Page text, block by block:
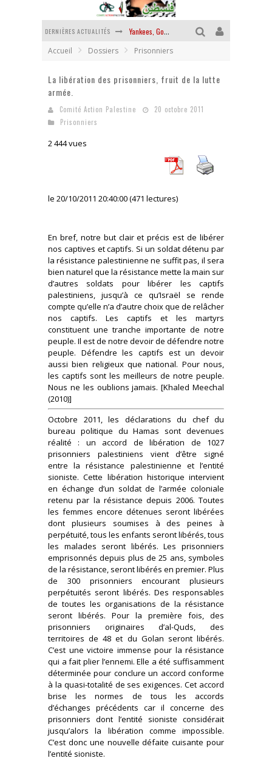
DERNIÈRES ACTUALITÉS Yankees, Go home !
Chantage terroriste
La révolution ou rien
Accueil Dossiers Prisonniers
La libération des prisonniers, fruit de la lutte
armée.
Comité Action Palestine
20 octobre 2011
Prisonniers
2 444 vues
le 20/10/2011 20:40:00 (471 lectures)
En bref, notre but clair et précis est de libérer
nos captives et captifs. Si un soldat détenu par
la résistance palestinienne ne suffit pas, il sera
bien naturel que la résistance mette la main sur
d’autres soldats pour libérer les captifs
palestiniens, jusqu’à ce qu’Israël se rende
compte qu’elle n’a d’autre choix que de relâcher
nos captifs. Les captifs et les martyrs
constituent une tranche importante de notre
peuple. Il est de notre devoir de défendre notre
peuple. Défendre les captifs est un devoir
aussi bien religieux que national. Pour nous,
les captifs sont les meilleurs de notre peuple.
Nous ne les oublions jamais. [Khaled Meechal
(2010)]
Octobre 2011, les déclarations du chef du
bureau politique du Hamas sont devenues
réalité : un accord de libération de 1027
prisonniers palestiniens vient d’être signé
entre la résistance palestinienne et l’entité
sioniste. Cette libération historique intervient
en échange d’un soldat de l’armée coloniale
retenu par la résistance depuis 2006. Toutes
les femmes encore détenues seront libérées
dont plusieurs soumises à des peines à
perpétuité, tous les enfants seront libérés, tous
les malades seront libérés. Les prisonniers
emprisonnés depuis plus de 25 ans, symboles
de la résistance, seront libérés en premier. Plus
de 300 prisonniers encourant plusieurs
perpétuités seront libérés. Des responsables
de toutes les organisations de la résistance
seront libérés. Pour la première fois, des
prisonniers originaires d’al-Quds, des
territoires de 48 et du Golan seront libérés.
C’est une victoire immense pour la résistance
qui a fait plier l’ennemi. Elle a été suffisamment
déterminée pour conclure un accord conforme
à la quasi-totalité de ses exigences. Cet accord
brise les normes de tous les accords
d’échanges précédents car il concerne des
prisonniers dont l’entité sioniste considérait
jusqu’alors la libération comme impossible.
C’est donc une nouvelle défaite cuisante pour
l’entité sioniste.